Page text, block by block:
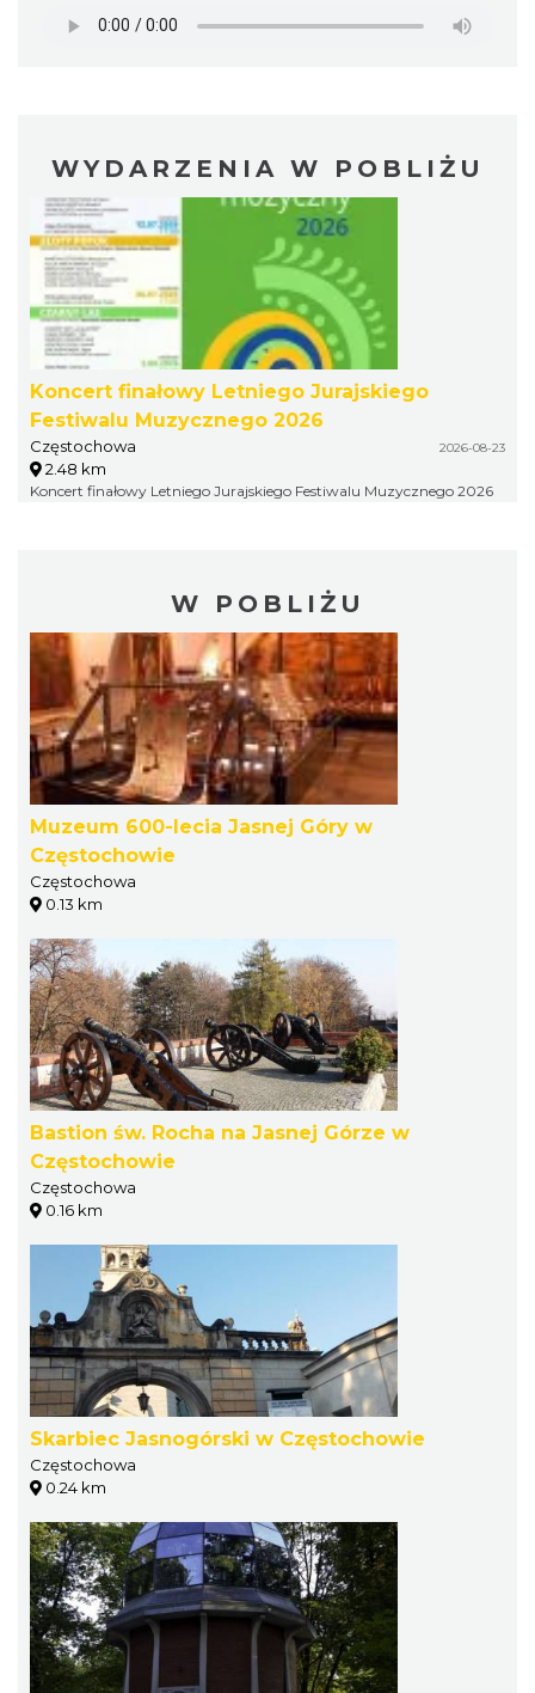
WYDARZENIA W POBLIŻU
Koncert finałowy Letniego Jurajskiego
Festiwalu Muzycznego 2026
Częstochowa 2026-08-23
2.48 km
Koncert finałowy Letniego Jurajskiego Festiwalu Muzycznego 2026
W POBLIŻU
Muzeum 600-lecia Jasnej Góry w
Częstochowie
Częstochowa
0.13 km
Bastion św. Rocha na Jasnej Górze w
Częstochowie
Częstochowa
0.16 km
Skarbiec Jasnogórski w Częstochowie
Częstochowa
0.24 km